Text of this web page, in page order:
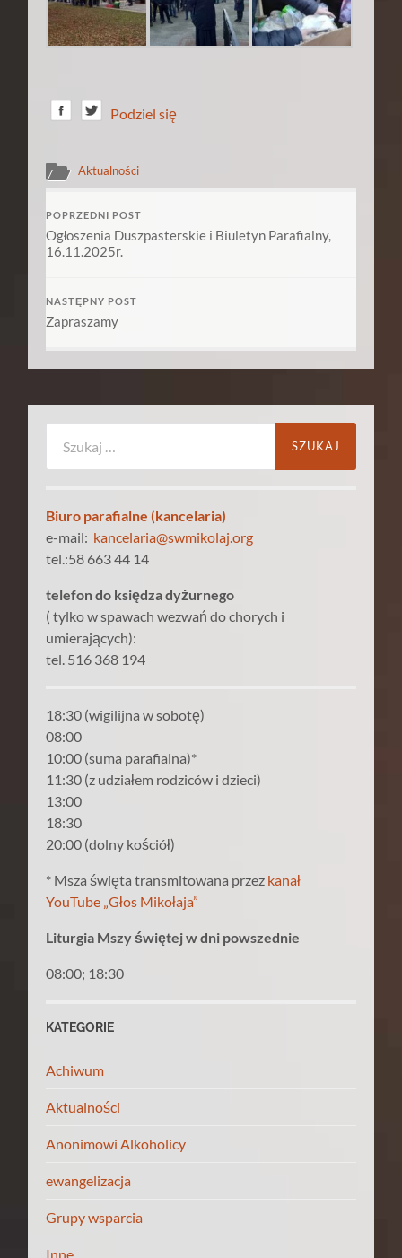
Podziel się
Aktualności
POPRZEDNI POST
Ogłoszenia Duszpasterskie i Biuletyn Parafialny,
16.11.2025r.
NASTĘPNY POST
Zapraszamy
Biuro parafialne (kancelaria)
e-mail: kancelaria@swmikolaj.org
tel.:58 663 44 14
telefon do księdza dyżurnego
( tylko w spawach wezwań do chorych i
umierających):
tel. 516 368 194
18:30 (wigilijna w sobotę)
08:00
10:00 (suma parafialna)*
11:30 (z udziałem rodziców i dzieci)
13:00
18:30
20:00 (dolny kościół)
* Msza święta transmitowana przez kanał
YouTube „Głos Mikołaja”
Liturgia Mszy świętej w dni powszednie
08:00; 18:30
KATEGORIE
Achiwum
Aktualności
Anonimowi Alkoholicy
ewangelizacja
Grupy wsparcia
Inne